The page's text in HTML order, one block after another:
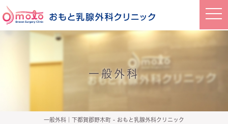
t
o
v
i
i
一般外科
一般外科｜下都賀郡野木町 - おもと乳腺外科クリニック